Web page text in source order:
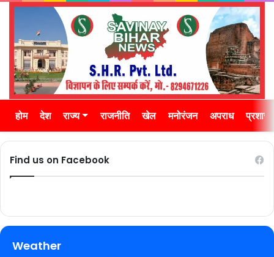
होम देश राज्य राजनीति खेल मनोरंजन अपराध
Find us on Facebook
Weather